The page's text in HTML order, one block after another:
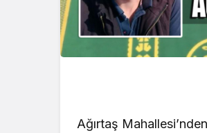
Ağırtaş